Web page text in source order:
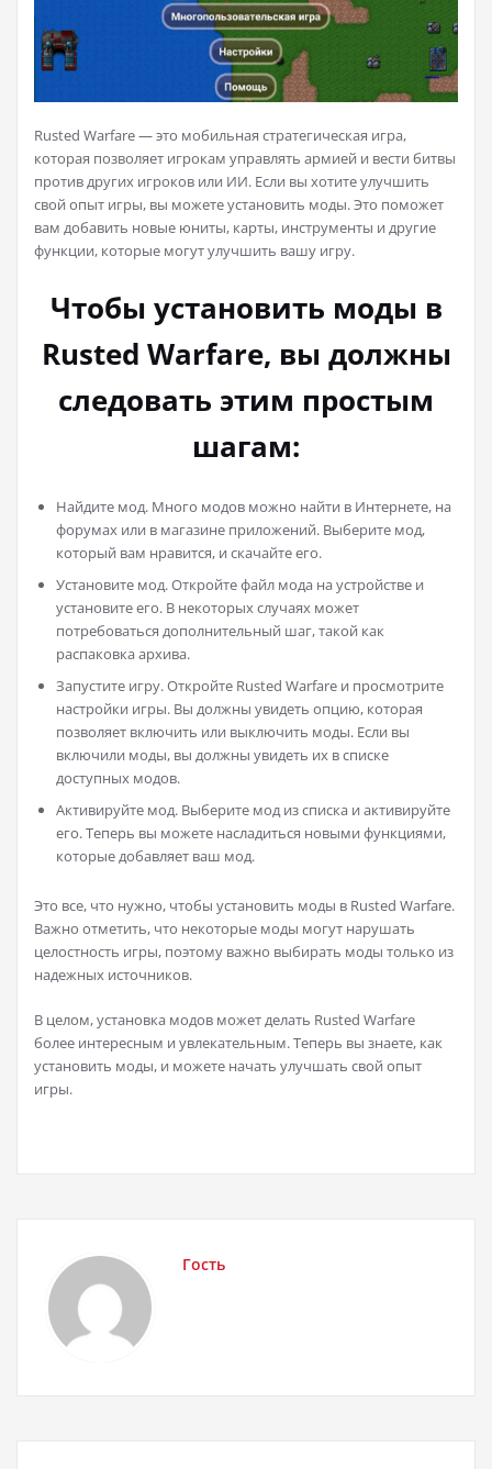
Rusted Warfare — это мобильная стратегическая игра,
которая позволяет игрокам управлять армией и вести битвы
против других игроков или ИИ. Если вы хотите улучшить
свой опыт игры, вы можете установить моды. Это поможет
вам добавить новые юниты, карты, инструменты и другие
функции, которые могут улучшить вашу игру.
Чтобы установить моды в
Rusted Warfare, вы должны
следовать этим простым
шагам:
Найдите мод. Много модов можно найти в Интернете, на
форумах или в магазине приложений. Выберите мод,
который вам нравится, и скачайте его.
Установите мод. Откройте файл мода на устройстве и
установите его. В некоторых случаях может
потребоваться дополнительный шаг, такой как
распаковка архива.
Запустите игру. Откройте Rusted Warfare и просмотрите
настройки игры. Вы должны увидеть опцию, которая
позволяет включить или выключить моды. Если вы
включили моды, вы должны увидеть их в списке
доступных модов.
Активируйте мод. Выберите мод из списка и активируйте
его. Теперь вы можете насладиться новыми функциями,
которые добавляет ваш мод.
Это все, что нужно, чтобы установить моды в Rusted Warfare.
Важно отметить, что некоторые моды могут нарушать
целостность игры, поэтому важно выбирать моды только из
надежных источников.
В целом, установка модов может делать Rusted Warfare
более интересным и увлекательным. Теперь вы знаете, как
установить моды, и можете начать улучшать свой опыт
игры.
Гость